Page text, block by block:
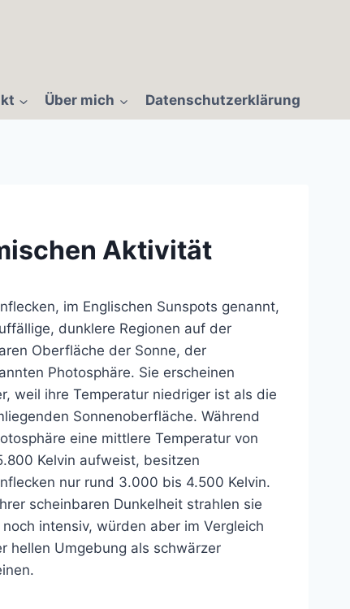
Über mich Datenschutzerklärung
Aktivität
im Englischen Sunspots genannt,
dunklere Regionen auf der
Oberfläche der Sonne, der
Photosphäre. Sie erscheinen
weil ihre Temperatur niedriger ist als die
Sonnenoberfläche. Während
eine mittlere Temperatur von
Kelvin aufweist, besitzen
nur rund 3.000 bis 4.500 Kelvin.
scheinbaren Dunkelheit strahlen sie
noch intensiv, würden aber im Vergleich
hellen Umgebung als schwärzer